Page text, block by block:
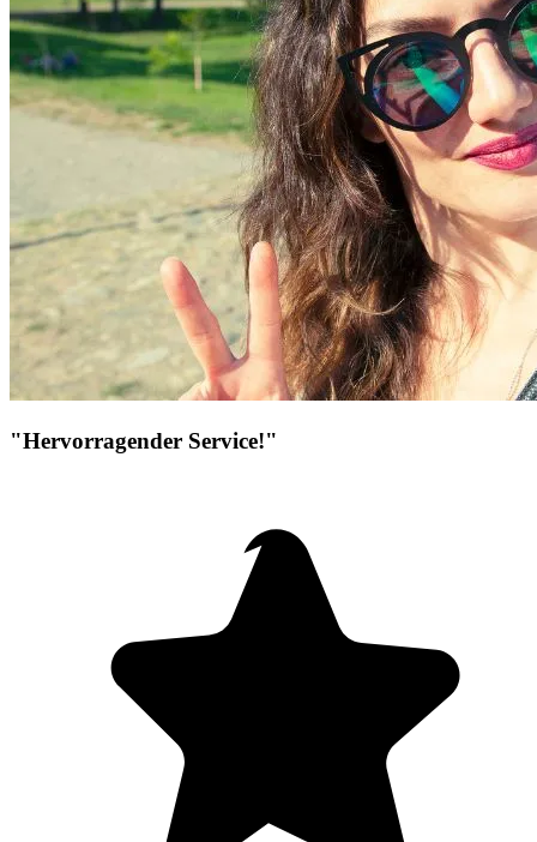
"Hervorragender Service!"